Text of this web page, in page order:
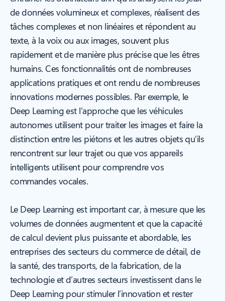
de données volumineux et complexes, réalisent des
tâches complexes et non linéaires et répondent au
texte, à la voix ou aux images, souvent plus
rapidement et de manière plus précise que les êtres
humains. Ces fonctionnalités ont de nombreuses
applications pratiques et ont rendu de nombreuses
innovations modernes possibles. Par exemple, le
Deep Learning est l’approche que les véhicules
autonomes utilisent pour traiter les images et faire la
distinction entre les piétons et les autres objets qu’ils
rencontrent sur leur trajet ou que vos appareils
intelligents utilisent pour comprendre vos
commandes vocales.
Le Deep Learning est important car, à mesure que les
volumes de données augmentent et que la capacité
de calcul devient plus puissante et abordable, les
entreprises des secteurs du commerce de détail, de
la santé, des transports, de la fabrication, de la
technologie et d’autres secteurs investissent dans le
Deep Learning pour stimuler l’innovation et rester